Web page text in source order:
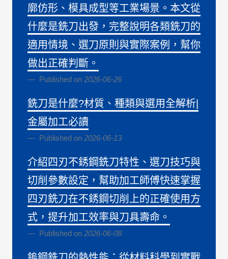
廓仿形、模具成型等工業場景。本文從
什麼是銑刀出發，完整說明各類銑刀的
適用情境、選刀原則與實際案例，幫你
做出正確判斷。
Published on 2026-06-26
銑刀是什麼?材質、種類與選用全解析|
金屬加工必讀
Published on 2026-06-13
介紹四刃不銹鋼銑刀特性、選刀技巧與
切削參數設定，幫助加工師傅快速掌握
四刃銑刀在不銹鋼切削上的正確使用方
式，提升加工效率與刀具壽命。
Published on 2026-06-08